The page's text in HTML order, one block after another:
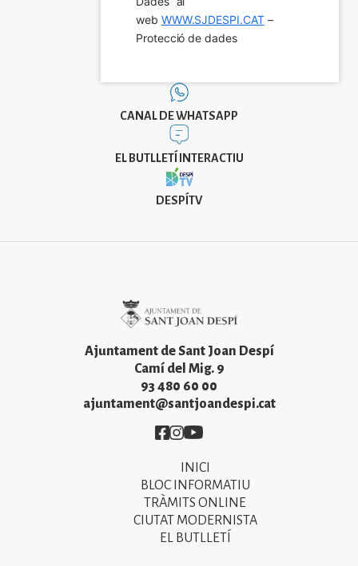
web WWW.SJDESPI.CAT –
Protecció de dades
CANAL DE WHATSAPP
EL BUTLLETÍ INTERACTIU
DESPÍTV
Ajuntament de Sant Joan Despí
Camí del Mig. 9
93 480 60 00
ajuntament@santjoandespi.cat
Imatge
Imatge
Imatge
INICI
BLOC INFORMATIU
TRÀMITS ONLINE
CIUTAT MODERNISTA
EL BUTLLETÍ